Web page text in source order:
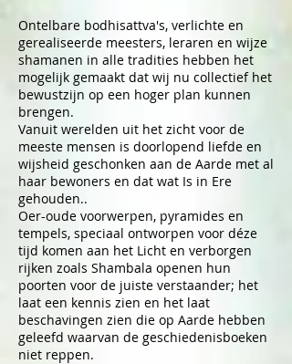
Ontelbare bodhisattva's, verlichte en
gerealiseerde meesters, leraren en wijze
shamanen in alle tradities hebben het
mogelijk gemaakt dat wij nu collectief het
bewustzijn op een hoger plan kunnen
brengen.
Vanuit werelden uit het zicht voor de
meeste mensen is doorlopend liefde en
wijsheid geschonken aan de Aarde met al
haar bewoners en dat wat Is in Ere
gehouden..
Oer-oude voorwerpen, pyramides en
tempels, speciaal ontworpen voor déze
tijd komen aan het Licht en verborgen
rijken zoals Shambala openen hun
poorten voor de juiste verstaander; het
laat een kennis zien en het laat
beschavingen zien die op Aarde hebben
geleefd waarvan de geschiedenisboeken
niet reppen.